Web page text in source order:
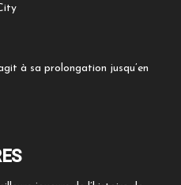
à sa prolongation jusqu’en